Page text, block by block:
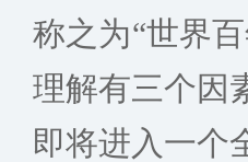
称之为“世界
理解有三个因
即将进入一个